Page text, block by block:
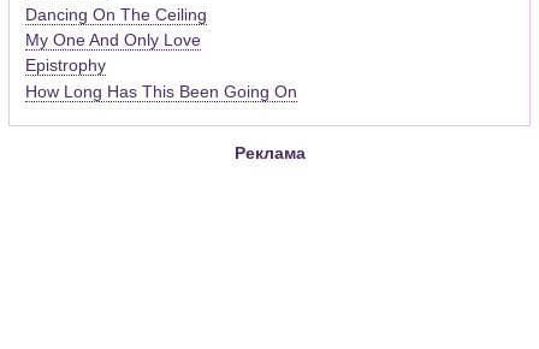
Dancing On The Ceiling
My One And Only Love
Epistrophy
How Long Has This Been Going On
Реклама